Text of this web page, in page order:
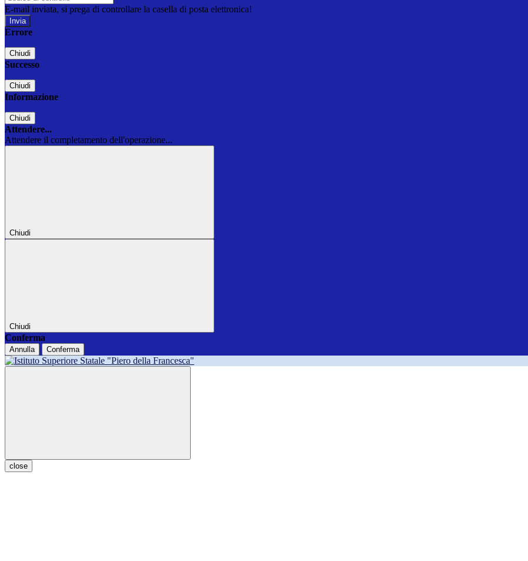
E-mail inviata, si prega di controllare la casella di posta elettronica!
Errore
Chiudi
Successo
Chiudi
Informazione
Chiudi
Attendere...
Attendere il completamento dell'operazione...
Chiudi
Chiudi
Conferma
Annulla Conferma
close